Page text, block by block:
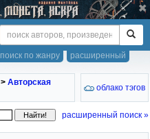
расширенный
поиск по жанру
> Авторская
облако тэгов
расширенный поиск »